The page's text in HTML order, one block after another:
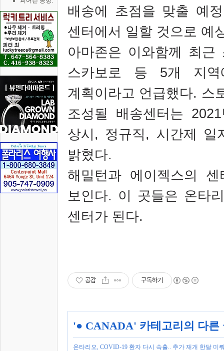
배송에 초점을 맞출 예
센터에서 일할 것으로 예
아마존은 이와함께 최근
스카보로 등 5개 지
계획이라고 언급했다. 스
조성될 배송센터는 2021
상시, 정규직, 시간제 일
밝혔다.
해밀턴과 에이젝스의
보인다. 이 곳들은 온타
센터가 된다.
공감 구독하기
'● CANADA' 카테고리의 다른
온타리오, COVID-19 환자 다시 속출.. 추가 재개 한달 미